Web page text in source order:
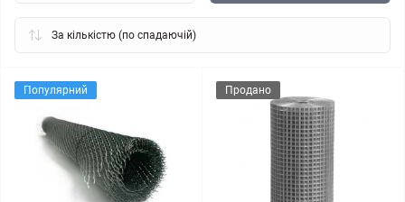
Популярний Продано